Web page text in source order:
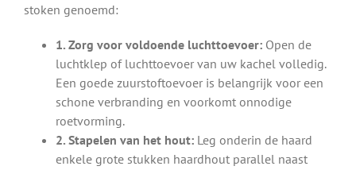
stoken genoemd:
1. Zorg voor voldoende luchttoevoer:Open de
luchtklep of luchttoevoer van uw kachel volledig.
Een goede zuurstoftoevoer is belangrijk voor een
schone verbranding en voorkomt onnodige
roetvorming.
2. Stapelen van het hout:Leg onderin de haard
enkele grote stukken haardhout parallel naast